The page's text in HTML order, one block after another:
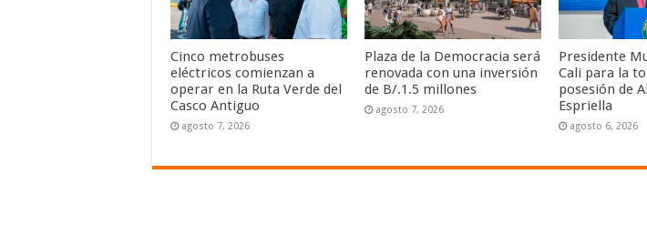
Cinco metrobuses
eléctricos comienzan a
operar en la Ruta Verde del
Casco Antiguo
agosto 7, 2026
Plaza de la Democracia será
renovada con una inversión
de B/.1.5 millones
agosto 7, 2026
Presidente
Cali para la
posesión de
Espriella
agosto 6, 2026